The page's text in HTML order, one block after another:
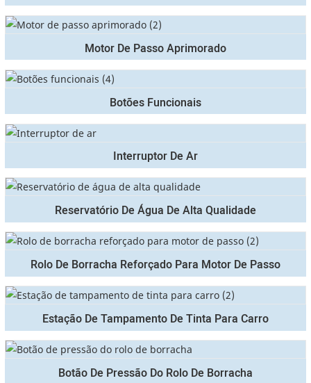
Motor De Passo Aprimorado
Botões Funcionais
Interruptor De Ar
Reservatório De Água De Alta Qualidade
Rolo De Borracha Reforçado Para Motor De Passo
Estação De Tampamento De Tinta Para Carro
Botão De Pressão Do Rolo De Borracha